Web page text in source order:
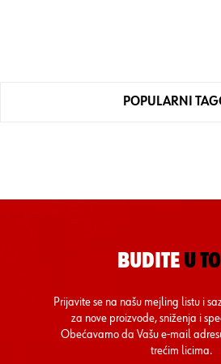
POPULARNI
BUDITE U
Prijavite se na našu mejling listu i
za nove proizvode, sniženja i
Obećavamo da Vašu e-mail
trećim licima.